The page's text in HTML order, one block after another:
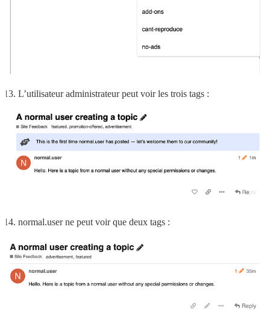
L’utilisateur administrateur peut voir les trois tags :
normal.user ne peut voir que deux tags :